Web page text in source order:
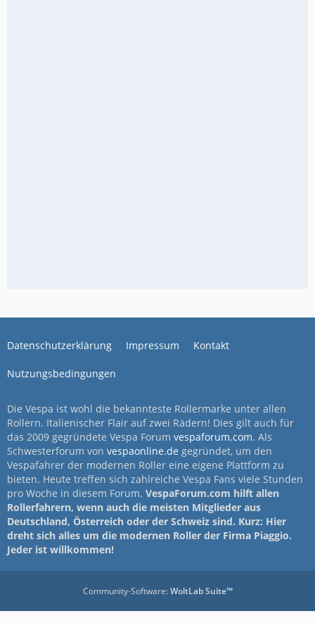
Datenschutzerklärung Impressum Kontakt
Nutzungsbedingungen
Die Vespa ist wohl die bekannteste Rollermarke unter allen
Rollern. Italienischer Flair auf zwei Rädern! Dies gilt auch für
das 2009 gegründete Vespa Forum vespaforum.com. Als
Schwesterforum von vespaonline.de gegründet, um den
Vespafahrer der modernen Roller eine eigene Plattform zu
bieten. Heute treffen sich zahlreiche Vespa Fans viele Stunden
pro Woche in diesem Forum. VespaForum.com hilft allen
Rollerfahrern, wenn auch die meisten Mitglieder aus
Deutschland, Österreich oder der Schweiz sind. Kurz: Hier
dreht sich alles um die modernen Roller der Firma Piaggio.
Jeder ist willkommen!
Community-Software:WoltLab Suite™